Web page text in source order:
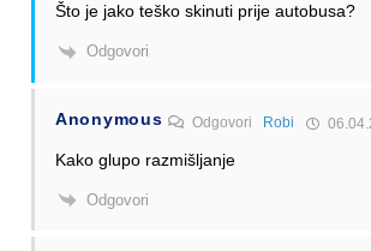
Što je jako teško skinuti prije autobusa?
Odgovori
Anonymous Odgovori Robi
Kako glupo razmišljanje
Odgovori